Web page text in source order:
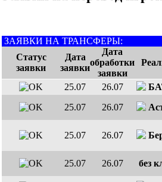
ЗАЯВКИ НА ТРАНСФЕРЫ:
Статус
заявки
Дата
заявки
Дата
обработки
заявки
25.07 26.07
25.07
26.07
25.07 26.07
25.07 26.07 без